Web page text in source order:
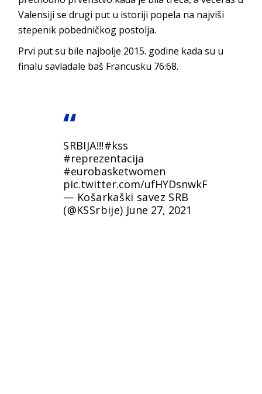
Valensiji se drugi put u istoriji popela na najviši
stepenik pobedničkog postolja.
Prvi put su bile najbolje 2015. godine kada su u
finalu savladale baš Francusku 76:68.
SRBIJA!!!#kss
#reprezentacija
#eurobasketwomen
pic.twitter.com/ufHYDsnwkF
— Košarkaški savez SRB
(@KSSrbije) June 27, 2021